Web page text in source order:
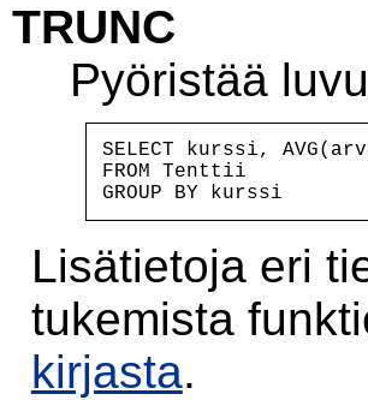
TRUNC
Pyöristää
SELECT kurssi,
FROM Tenttii
GROUP BY kurssi
Lisätietoja eri
tukemista
kirjasta.